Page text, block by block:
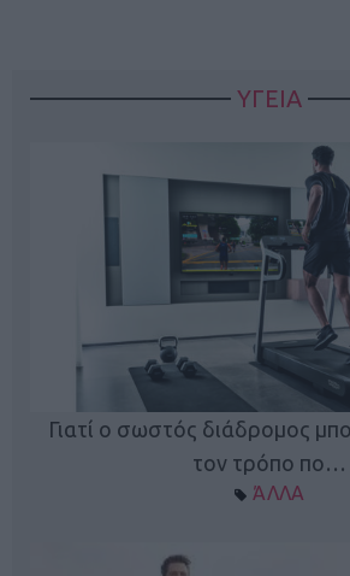
ΥΓΕΙΑ
Γιατί ο σωστός διάδρομος
τον τρόπο πο…
ΆΛΛΑ